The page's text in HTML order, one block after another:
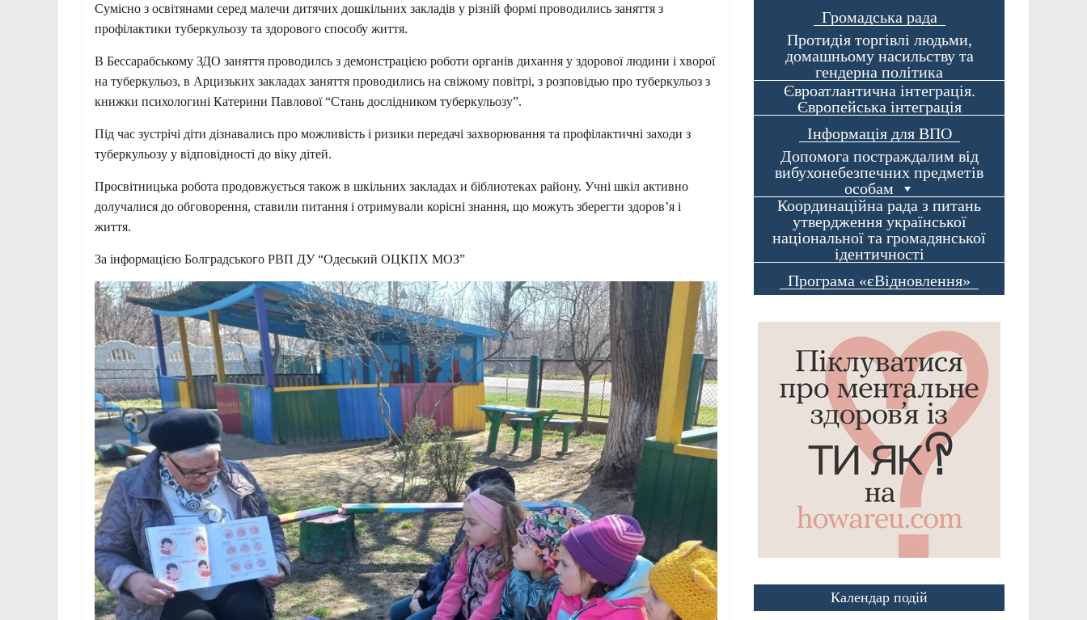
Сумісно з освітянами серед малечи дитячих дошкільних закладів у різній формі проводились заняття з
профілактики туберкульозу та здорового способу життя.
В Бессарабському ЗДО заняття проводилсь з демонстрацією роботи органів дихання у здорової людини і хворої
на туберкульоз, в Арцизьких закладах заняття проводились на свіжому повітрі, з розповідью про туберкульоз з
книжки психологині Катерини Павлової “Стань дослідником туберкульозу”.
Під час зустрічі діти дізнавались про можливість і ризики передачі захворювання та профілактичні заходи з
туберкульозу у відповідності до віку дітей.
Просвітницька робота продовжується також в шкільних закладах и біблиотеках району. Учні шкіл активно
долучалися до обговорення, ставили питання і отримували корісні знання, що можуть зберегти здоров’я і
життя.
За інформацією Болградського РВП ДУ “Одеський ОЦКПХ МОЗ”
Громадська рада
Протидія торгівлі людьми,
домашньому насильству та
гендерна політика
Євроатлантична інтеграція.
Європейська інтеграція
Інформація для ВПО
Допомога постраждалим від
вибухонебезпечних предметів
особам
Координаційна рада з питань
утвердження української
національної та громадянської
ідентичності
Програма «єВідновлення»
Календар подій